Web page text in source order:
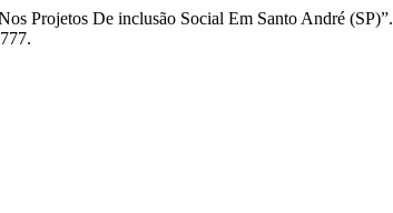
Projetos De inclusão Social Em Santo André (SP)”.